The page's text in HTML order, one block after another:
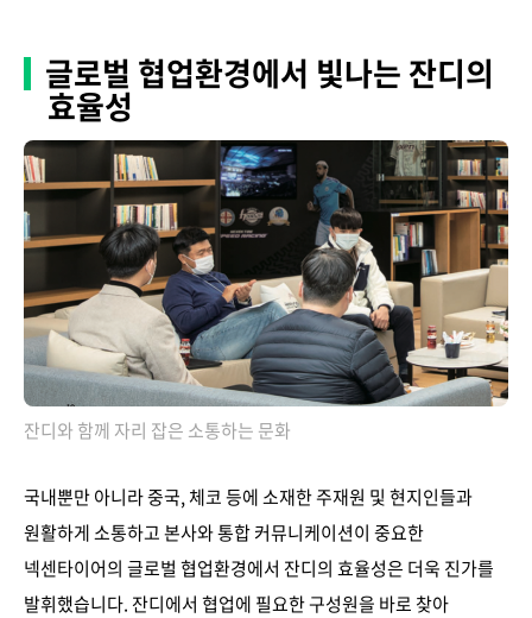
글로벌 협업환경에서 빛나는 잔디의
효율성
잔디와 함께 자리 잡은 소통하는 문화
국내뿐만 아니라 중국, 체코 등에 소재한 주재원 및 현지인들과
원활하게 소통하고 본사와 통합 커뮤니케이션이 중요한
넥센타이어의 글로벌 협업환경에서 잔디의 효율성은 더욱 진가를
발휘했습니다. 잔디에서 협업에 필요한 구성원을 바로 찾아